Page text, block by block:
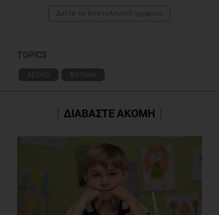
Δείτε το διαιτολογικό γραφείο
TOPICS
ΛΕΞΙΚΟ ΒΟΤΑΝΑ
ΔΙΑΒΑΣΤΕ ΑΚΟΜΗ